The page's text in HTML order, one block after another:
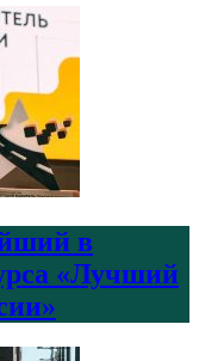
в
«Лучший